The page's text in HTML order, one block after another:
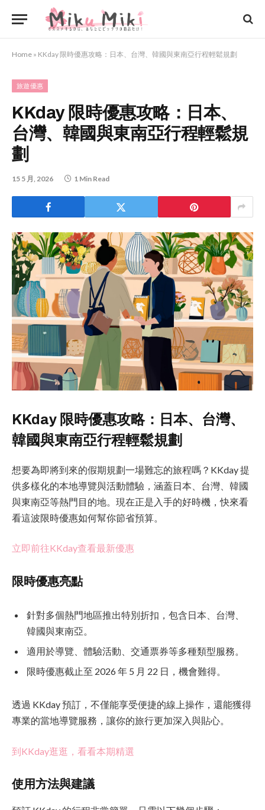
Home » KKday 限時優惠攻略：日本、台灣、韓國與東南亞行程輕鬆規劃
旅遊優惠
KKday 限時優惠攻略：日本、
台灣、韓國與東南亞行程輕鬆規
劃
15 5 月, 2026 1 Min Read
KKday 限時優惠攻略：日本、台灣、
韓國與東南亞行程輕鬆規劃
想要為即將到來的假期規劃一場難忘的旅程嗎？KKday 提
供多樣化的本地導覽與活動體驗，涵蓋日本、台灣、韓國
與東南亞等熱門目的地。現在正是入手的好時機，快來看
看這波限時優惠如何幫你節省預算。
立即前往KKday查看最新優惠
限時優惠亮點
針對多個熱門地區推出特別折扣，包含日本、台灣、
韓國與東南亞。
適用於導覽、體驗活動、交通票券等多種類型服務。
限時優惠截止至 2026 年 5 月 22 日，機會難得。
透過 KKday 預訂，不僅能享受便捷的線上操作，還能獲得
專業的當地導覽服務，讓你的旅行更加深入與貼心。
到KKday逛逛，看看本期精選
使用方法與建議